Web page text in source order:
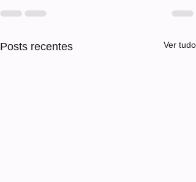
Posts recentes Ver tudo